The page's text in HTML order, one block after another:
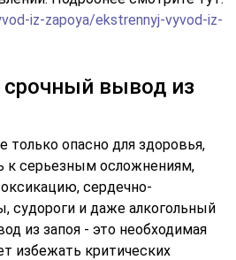
iz-zapoya/ekstrennyj-vyvod-iz-
вывод из
только опасно для здоровья,
к серьезным осложнениям,
сердечно-
судороги и даже алкогольный
из запоя - это необходимая
избежать критических